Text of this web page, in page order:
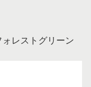
レストグリーン